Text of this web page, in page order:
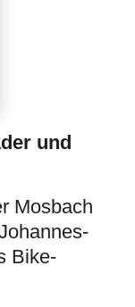
und
Mosbach
Bike-